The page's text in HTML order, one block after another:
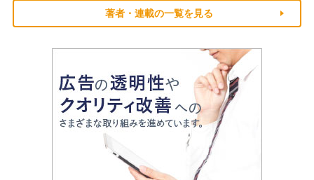
著者・連載の一覧を見る